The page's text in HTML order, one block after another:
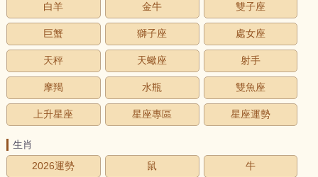
白羊
金牛 雙子座
巨蟹 獅子座 處女座
天秤 天蠍座 射手
摩羯 水瓶 雙魚座
上升星座 星座專區 星座運勢
生肖
2026運勢
鼠 牛